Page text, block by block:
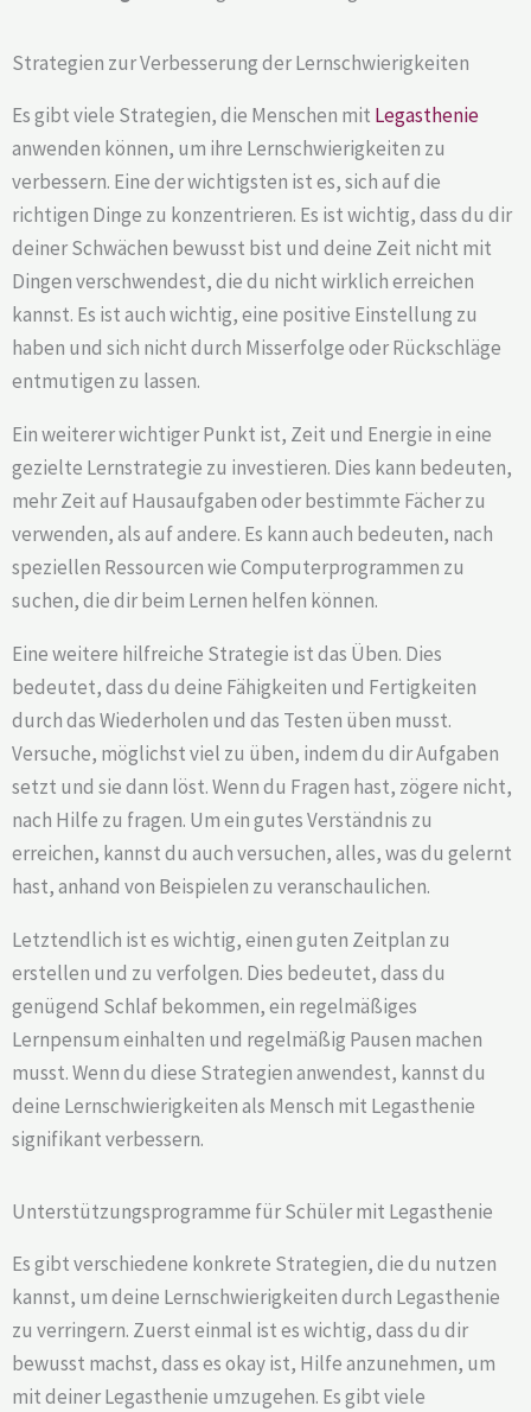
Strategien zur Verbesserung der Lernschwierigkeiten
Es gibt viele Strategien, die Menschen mit Legasthenie
anwenden können, um ihre Lernschwierigkeiten zu
verbessern. Eine der wichtigsten ist es, sich auf die
richtigen Dinge zu konzentrieren. Es ist wichtig, dass du dir
deiner Schwächen bewusst bist und deine Zeit nicht mit
Dingen verschwendest, die du nicht wirklich erreichen
kannst. Es ist auch wichtig, eine positive Einstellung zu
haben und sich nicht durch Misserfolge oder Rückschläge
entmutigen zu lassen.
Ein weiterer wichtiger Punkt ist, Zeit und Energie in eine
gezielte Lernstrategie zu investieren. Dies kann bedeuten,
mehr Zeit auf Hausaufgaben oder bestimmte Fächer zu
verwenden, als auf andere. Es kann auch bedeuten, nach
speziellen Ressourcen wie Computerprogrammen zu
suchen, die dir beim Lernen helfen können.
Eine weitere hilfreiche Strategie ist das Üben. Dies
bedeutet, dass du deine Fähigkeiten und Fertigkeiten
durch das Wiederholen und das Testen üben musst.
Versuche, möglichst viel zu üben, indem du dir Aufgaben
setzt und sie dann löst. Wenn du Fragen hast, zögere nicht,
nach Hilfe zu fragen. Um ein gutes Verständnis zu
erreichen, kannst du auch versuchen, alles, was du gelernt
hast, anhand von Beispielen zu veranschaulichen.
Letztendlich ist es wichtig, einen guten Zeitplan zu
erstellen und zu verfolgen. Dies bedeutet, dass du
genügend Schlaf bekommen, ein regelmäßiges
Lernpensum einhalten und regelmäßig Pausen machen
musst. Wenn du diese Strategien anwendest, kannst du
deine Lernschwierigkeiten als Mensch mit Legasthenie
signifikant verbessern.
Unterstützungsprogramme für Schüler mit Legasthenie
Es gibt verschiedene konkrete Strategien, die du nutzen
kannst, um deine Lernschwierigkeiten durch Legasthenie
zu verringern. Zuerst einmal ist es wichtig, dass du dir
bewusst machst, dass es okay ist, Hilfe anzunehmen, um
mit deiner Legasthenie umzugehen. Es gibt viele